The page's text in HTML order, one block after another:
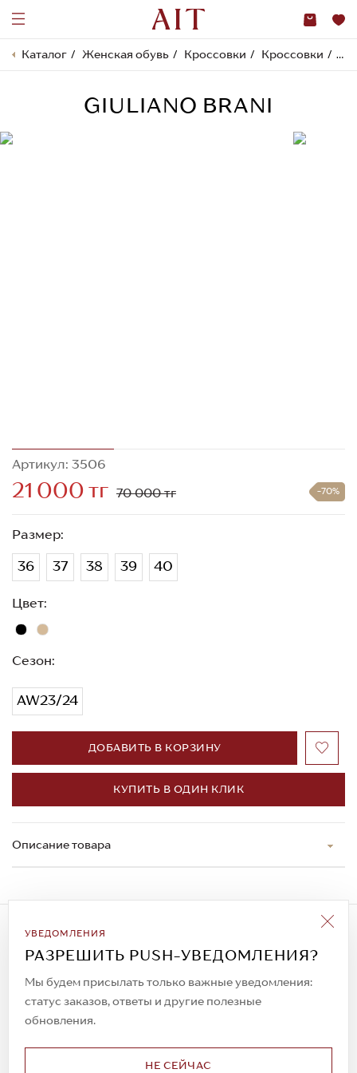
Каталог Женская обувь Кроссовки Кроссовки
GIULIANO BRANI
Артикул: 3506
21 000 тг 70 000 тг -70%
Размер:
36 37 38 39 40
Цвет:
Сезон:
AW23/24
ДОБАВИТЬ В КОРЗИНУ
КУПИТЬ В ОДИН КЛИК
Описание товара
УВЕДОМЛЕНИЯ
РАЗРЕШИТЬ PUSH-УВЕДОМЛЕНИЯ?
Мы будем присылать только важные уведомления:
статус заказов, ответы и другие полезные
обновления.
НЕ СЕЙЧАС
Подписаться на рассылку
Всегда будьте в курсе новых акций и
спецпредложений!
© 2023. AIT Shoes
Все права защищены